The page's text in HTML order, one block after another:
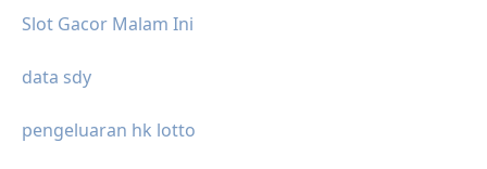
Slot Gacor Malam Ini
data sdy
pengeluaran hk lotto